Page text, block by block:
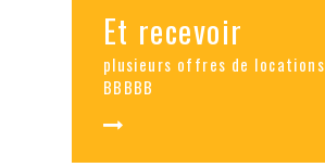
Et recevoir
plusieurs offres de locations
BBBBB